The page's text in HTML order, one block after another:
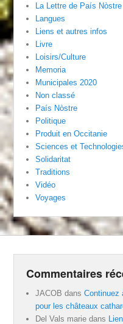
La Lettre de País Nòstre
Langues
Liens et autres infos
Livre
Loisirs/Culture
Memoria
Municipales 2020
Non classé
País Nòstre
Politique
Produit en Occitanie
Sciences et
Solidaritat
Traditions
Vidéo
Voyages
Commentaires
JACOB dansContinuez
pour les châteaux
Del Vals marie dans